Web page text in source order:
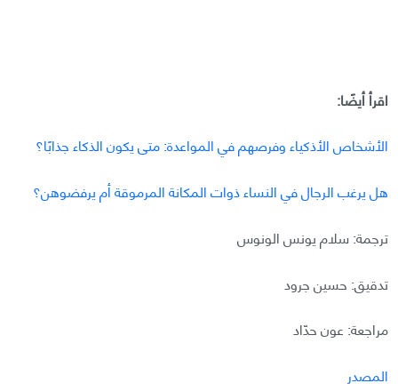
اقرأ أيضًا:
الأشخاص الأذكياء وفرصهم في المواعدة: متى يكون الذكاء جذابًا؟
هل يرغب الرجال في النساء ذوات المكانة المرموقة أم يرفضوهن؟
ترجمة: سلام يونس الونوس
تدقيق: حسين جرود
مراجعة: عون حدّاد
المصدر